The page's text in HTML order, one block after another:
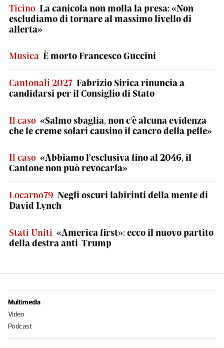
Ticino La canicola non molla la presa: «Non
escludiamo di tornare al massimo livello di
allerta»
Musica È morto Francesco Guccini
Cantonali 2027 Fabrizio Sirica rinuncia a
candidarsi per il Consiglio di Stato
Il caso «Salmo sbaglia, non c'è alcuna evidenza
che le creme solari causino il cancro della pelle»
Il caso «Abbiamo l’esclusiva fino al 2046, il
Cantone non può revocarla»
Locarno79 Negli oscuri labirinti della mente di
David Lynch
Stati Uniti «America first»: ecco il nuovo partito
della destra anti-Trump
Multimedia
Video
Podcast